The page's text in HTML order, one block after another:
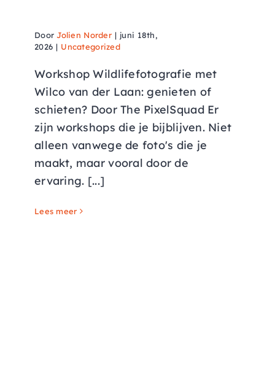
DoorJolien Norder | juni 18th,
2026 | Uncategorized
Workshop Wildlifefotografie met
Wilco van der Laan: genieten of
schieten? Door The PixelSquad Er
zijn workshops die je bijblijven. Niet
alleen vanwege de foto's die je
maakt, maar vooral door de
ervaring. [...]
Lees meer